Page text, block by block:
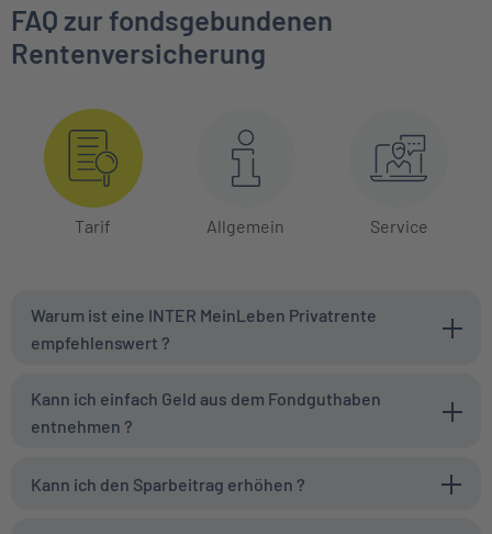
FAQ zur fondsgebundenen
Rentenversicherung
Tarif Allgemein Service
Warum ist eine INTER MeinLeben Privatrente
empfehlenswert ?
Kann ich einfach Geld aus dem Fondguthaben
entnehmen ?
Kann ich den Sparbeitrag erhöhen ?